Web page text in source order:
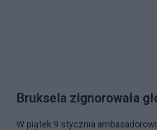
Bruksela zignorowała
W piątek 9 stycznia